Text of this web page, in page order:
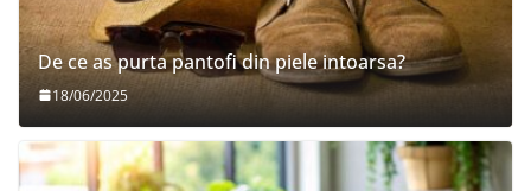
De ce as purta pantofi din piele intoarsa?
18/06/2025